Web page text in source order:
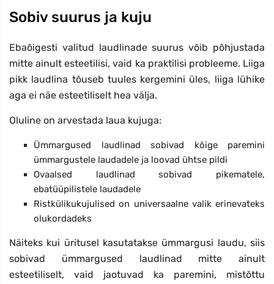
Sobiv suurus ja kuju
Ebaõigesti valitud laudlinade suurus võib põhjustada
mitte ainult esteetilisi, vaid ka praktilisi probleeme. Liiga
pikk laudlina tõuseb tuules kergemini üles, liiga lühike
aga ei näe esteetiliselt hea välja.
Oluline on arvestada laua kujuga:
Ümmargused laudlinad sobivad kõige paremini
ümmargustele laudadele ja loovad ühtse pildi
Ovaalsed laudlinad sobivad pikematele,
ebatüüpilistele laudadele
Ristkülikukujulised on universaalne valik erinevateks
olukordadeks
Näiteks kui üritusel kasutatakse ümmargusi laudu, siis
sobivad ümmargused laudlinad mitte ainult
esteetiliselt, vaid jaotuvad ka paremini, mistõttu